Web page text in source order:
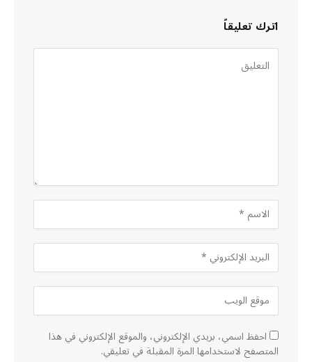
اترك تعليقاً
احفظ اسمي، بريدي الإلكتروني، والموقع الإلكتروني في هذا
المتصفح لاستخدامها المرة المقبلة في تعليقي.